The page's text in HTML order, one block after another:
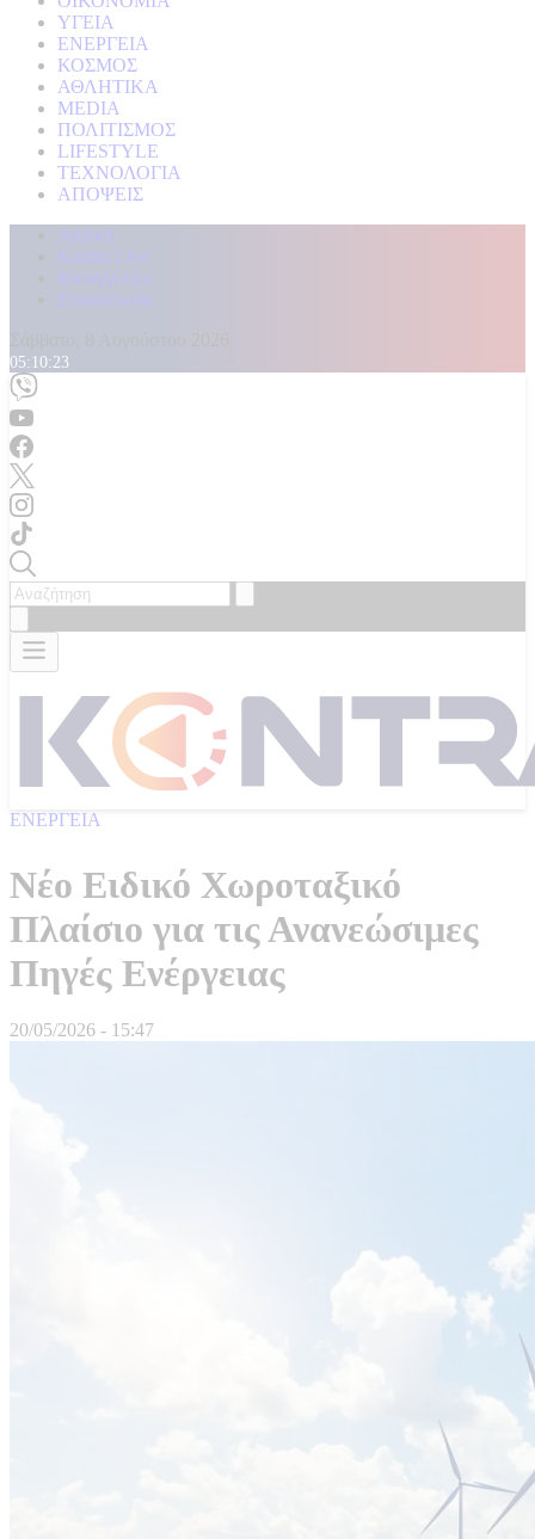
ΥΓΕΙΑ
ΕΝΕΡΓΕΙΑ
ΚΟΣΜΟΣ
ΑΘΛΗΤΙΚΑ
MEDIA
ΠΟΛΙΤΙΣΜΟΣ
LIFESTYLE
ΤΕΧΝΟΛΟΓΙΑ
ΑΠΟΨΕΙΣ
Αρχική
Kontra Live
Καταγγελίες
Επικοινωνία
05:10:25
ΕΝΕΡΓΕΙΑ
Νέο Ειδικό Χωροταξικό
Πλαίσιο για τις Ανανεώσιμες
Πηγές Ενέργειας
20/05/2026 - 15:47